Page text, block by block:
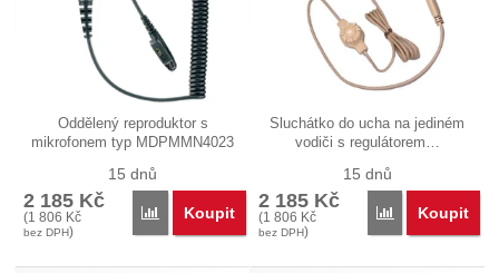
Oddělený reproduktor s
mikrofonem typ MDPMMN4023
15 dnů
2 185 Kč
(1 806 Kč
bez DPH)
Porovnat
Koupit
Sluchátko do ucha na jediném
vodiči s regulátorem…
15 dnů
2 185 Kč
(1 806 Kč
bez DPH)
Porovnat
Koupit